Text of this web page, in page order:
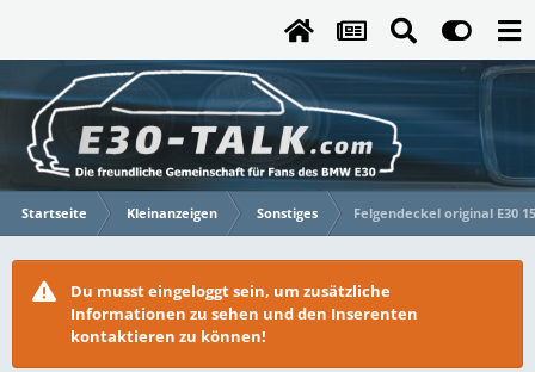
Startseite Kleinanzeigen Sonstiges Felgendeckel original E30
Du musst eingeloggt sein, um zusätzliche
Informationen zu sehen und den Inserenten
kontaktieren zu können!